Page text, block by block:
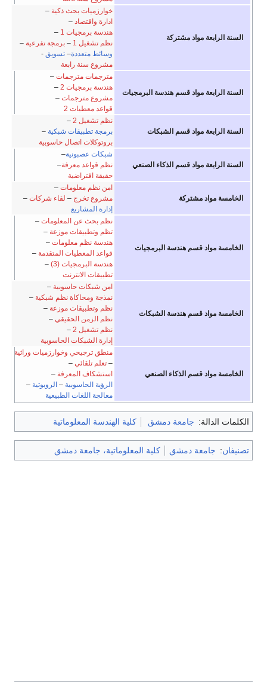
السنة الرابعة مواد مشتركة
خوارزميات بحث ذكية–
ادارة واقتصاد–
هندسة برمجيات 1
–
نظم تشغيل 1
–برمجة تفرعية –
وسائط متعددة–تسويق-
مشروع سنة رابعة
السنة الرابعة مواد قسم هندسة البرمجيات
مترجمات مترجمات–
هندسة برمجيات 2
–
مشروع مترجمات –
قواعد معطيات 2
السنة الرابعة مواد قسم الشبكات
نظم تشغيل 2
–
برمجة تطبيقات شبكية–
بروتوكلات اتصال حاسوبية
السنة الرابعة مواد قسم الذكاء الصنعي
شبكات عصبونية–
نظم قواعد معرفة–
حقيقة افتراضية
الخامسة مواد مشتركة
امن نظم معلومات–
مشروع تخرج – لقاء شركات –
إدارة المشاريع
الخامسة مواد قسم هندسة البرمجيات
نظم بحث عن المعلومات –
تظم وتطبيقات موزعة –
هندسة نظم معلومات –
قواعد المعطيات المتقدمة –
هندسة البرمجيات (3)
–
تطبيقات الانترنت
الخامسة مواد قسم هندسة الشبكات
امن شبكات حاسوبية –
نمذجة ومحاكاة نظم شبكية –
نظم وتطبيقات موزعة –
نظم الزمن الحقيقي –
نظم تشغيل 2
–
إدارة الشبكات الحاسوبية
الخامسة مواد قسم الذكاء الصنعي
منطق ترجيحي وخوارزميات وراثية
–تعلم تلقائي –
استشكاف المعرفة –
الرؤية الحاسوبية – الروبوتية –
معالجة اللغات الطبيعية
الكلمات الدالة: جامعة دمشق كلية الهندسة المعلوماتية
تصنيفان: جامعة دمشق كلية المعلوماتية، جامعة دمشق